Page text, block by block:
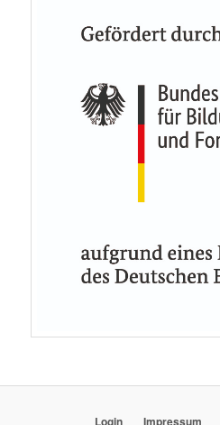
Login Impressum